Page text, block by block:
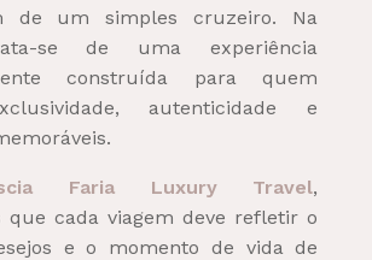
de um simples cruzeiro. Na
se de uma experiência
construída para quem
autenticidade e
Faria Luxury Travel,
que cada viagem deve refletir o
e o momento de vida de